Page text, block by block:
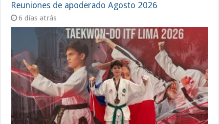
Reuniones de apoderado Agosto 2026
6 días atrás